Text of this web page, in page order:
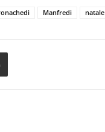
Manfredi natale